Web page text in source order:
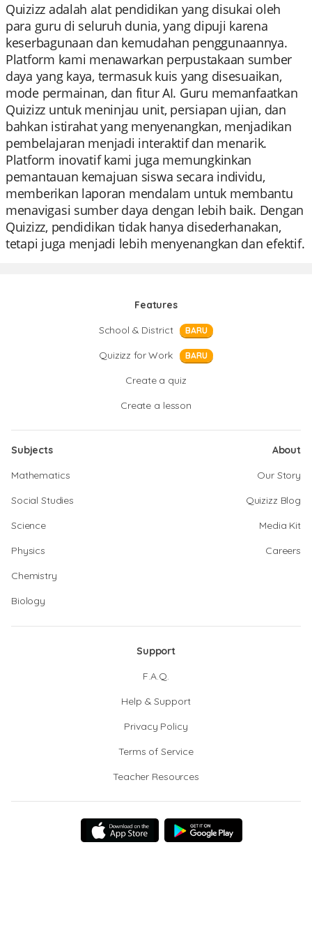
Quizizz adalah alat pendidikan yang disukai oleh
para guru di seluruh dunia, yang dipuji karena
keserbagunaan dan kemudahan penggunaannya.
Platform kami menawarkan perpustakaan sumber
daya yang kaya, termasuk kuis yang disesuaikan,
mode permainan, dan fitur AI. Guru memanfaatkan
Quizizz untuk meninjau unit, persiapan ujian, dan
bahkan istirahat yang menyenangkan, menjadikan
pembelajaran menjadi interaktif dan menarik.
Platform inovatif kami juga memungkinkan
pemantauan kemajuan siswa secara individu,
memberikan laporan mendalam untuk membantu
menavigasi sumber daya dengan lebih baik. Dengan
Quizizz, pendidikan tidak hanya disederhanakan,
tetapi juga menjadi lebih menyenangkan dan efektif.
Features
School & District
BARU
Quizizz for Work BARU
Create a quiz
Create a lesson
Subjects
Mathematics
Social Studies
Science
Physics
Chemistry
Biology
About
Our Story
Quizizz Blog
Media Kit
Careers
Support
F.A.Q.
Help & Support
Privacy Policy
Terms of Service
Teacher Resources